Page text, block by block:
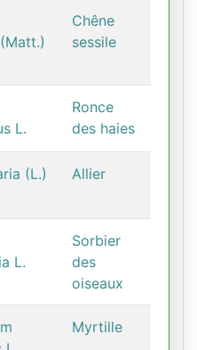
Chêne
sessile
L.
Ronce
des haies
(L.)
Allier
L.
Sorbier
des
oiseaux
Myrtille